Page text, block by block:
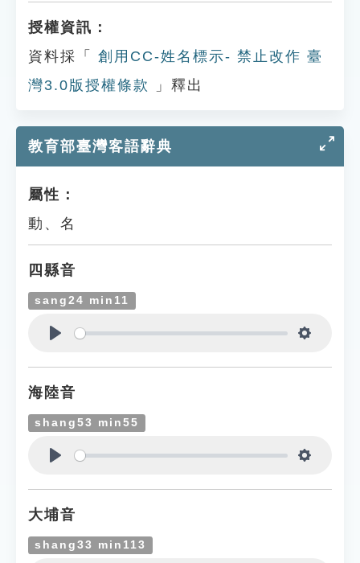
授權資訊：
資料採「
創用CC-姓名標示- 禁止改作 臺
灣3.0版授權條款
」釋出
教育部臺灣客語辭典
屬性：
動、名
四縣音
sang24 min11
海陸音
shang53 min55
大埔音
shang33 min113